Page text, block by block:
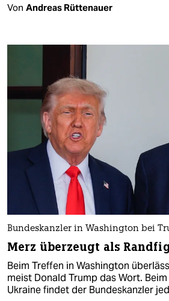
Von Andreas Rüttenauer
Bundeskanzler in Washington bei
Merz überzeugt als
Beim Treffen in Washington
meist Donald Trump das Wort.
Ukraine findet der Bundeskanzler